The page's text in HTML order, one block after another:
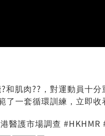
肌肉??，對運動員十分
一套循環訓練，立即
醫護市場調查 #HKHMR